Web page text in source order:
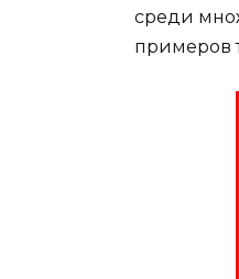
среди
примеров